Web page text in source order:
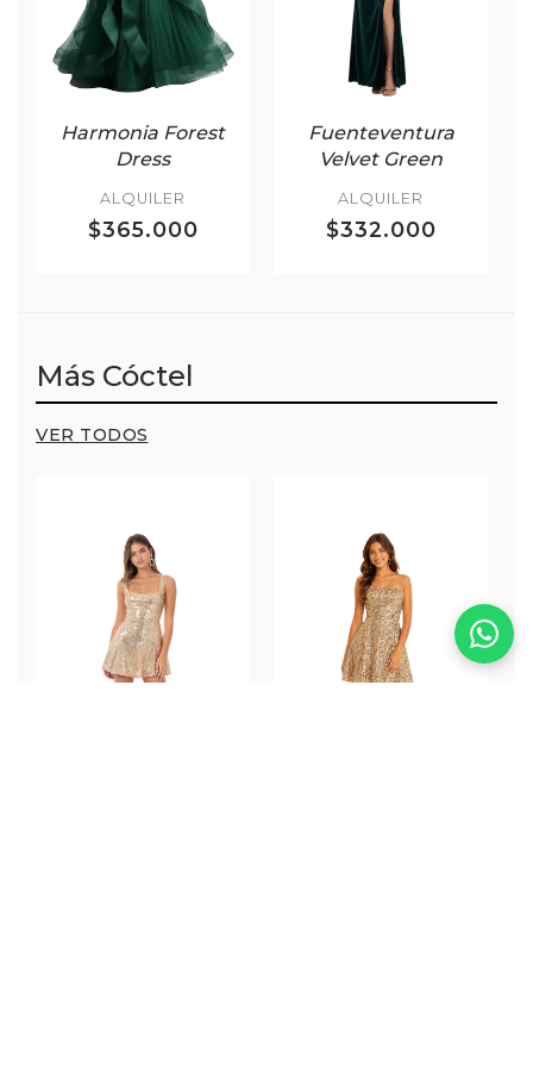
Harmonia Forest
Dress
ALQUILER
$365.000
Fuenteventura
Velvet Green
ALQUILER
$332.000
Más Cóctel
VER TODOS